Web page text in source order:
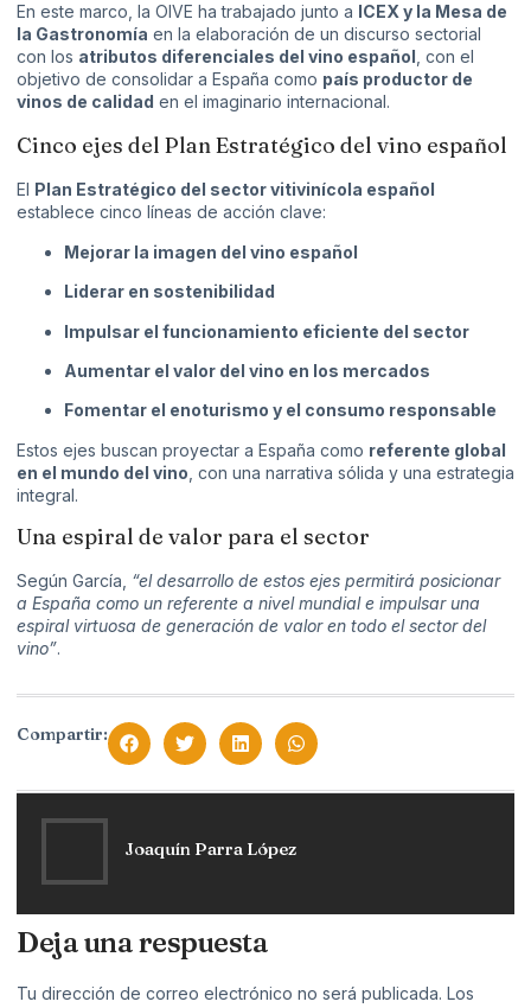
En este marco, la OIVE ha trabajado junto a ICEX y la Mesa de
la Gastronomía en la elaboración de un discurso sectorial
con los atributos diferenciales del vino español , con el
objetivo de consolidar a España como país productor de
vinos de calidad en el imaginario internacional.
Cinco ejes del Plan Estratégico del vino español
El
Plan Estratégico del sector vitivinícola español
establece cinco líneas de acción clave:
Mejorar la imagen del vino español
Liderar en sostenibilidad
Impulsar el funcionamiento eficiente del sector
Aumentar el valor del vino en los mercados
Fomentar el enoturismo y el consumo responsable
Estos ejes buscan proyectar a España como referente global
en el mundo del vino , con una narrativa sólida y una estrategia
integral.
Una espiral de valor para el sector
Según García, “el desarrollo de estos ejes permitirá posicionar
a España como un referente a nivel mundial e impulsar una
espiral virtuosa de generación de valor en todo el sector del
vino”.
Compartir:
Joaquín Parra López
Deja una respuesta
Tu dirección de correo electrónico no será publicada. Los